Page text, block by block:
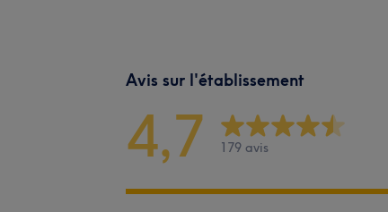
Avis sur l'établissement
4,7 179 avis